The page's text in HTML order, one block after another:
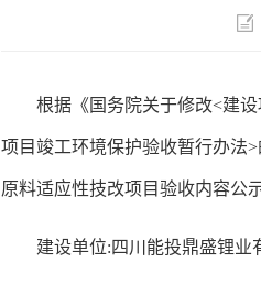
根据《国务院关于修改<建
项目竣工环境保护验收暂行办法
原料适应性技改项目验收内容公
建设单位:四川能投鼎盛锂业